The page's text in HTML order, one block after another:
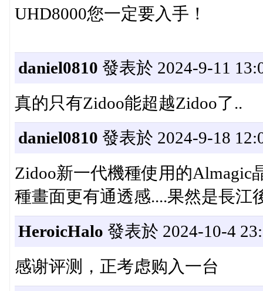
UHD8000您一定要入手！
daniel0810 發表於 2024-9-11
真的只有Zidoo能超越Zidoo了..
daniel0810 發表於 2024-9-18
Zidoo新一代機種使用的Almagic
種畫面更有通透感....果然是長江
HeroicHalo 發表於 2024-10-4
感谢评测，正考虑购入一台